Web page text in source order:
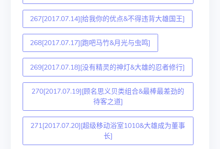
267[2017.07.14][给我你的优点&不得违背大雄国王]
268[2017.07.17][跑吧马竹&月光与虫鸣]
269[2017.07.18][没有精灵的神灯&大雄的忍者修行]
270[2017.07.19][顾名思义贝类组合&最棒最差劲的
待客之道]
271[2017.07.20][超级移动浴室1010&大雄成为董事
长]